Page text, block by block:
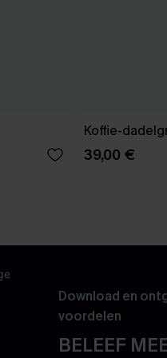
Koffie-
39,00 €
Download en
voordelen
BELEEF